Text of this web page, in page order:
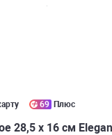
69 Плюс
28,5 х 16 см